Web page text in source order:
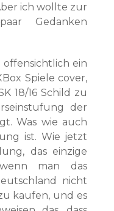
ich wollte zur
Gedanken
offensichtlich ein
Spiele cover,
18/16 Schild zu
der
Was wie auch
ist. Wie jetzt
das einzige
man das
nicht
kaufen, und es